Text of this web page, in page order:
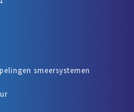
smeersystemen